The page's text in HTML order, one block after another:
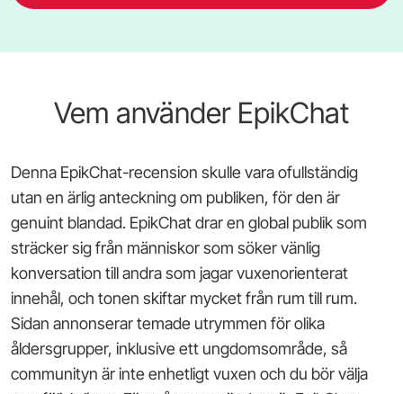
Vem använder EpikChat
Denna EpikChat-recension skulle vara ofullständig
utan en ärlig anteckning om publiken, för den är
genuint blandad. EpikChat drar en global publik som
sträcker sig från människor som söker vänlig
konversation till andra som jagar vuxenorienterat
innehål, och tonen skiftar mycket från rum till rum.
Sidan annonserar temade utrymmen för olika
åldersgrupper, inklusive ett ungdomsområde, så
communityn är inte enhetligt vuxen och du bör välja